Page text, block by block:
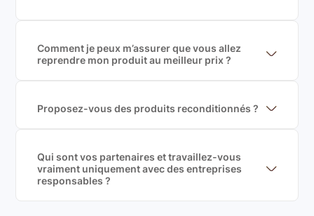
Comment je peux m’assurer que vous allez
reprendre mon produit au meilleur prix ?
garantir le meilleur prix de rachat. De plus, nous
sommes rémunéré à la commission sur la valeur de
Proposez-vous des produits reconditionnés ?
produits officiels de grandes marques et du
reconditionné de haute qualité
Qui sont vos partenaires et travaillez-vous
vraiment uniquement avec des entreprises
responsables ?